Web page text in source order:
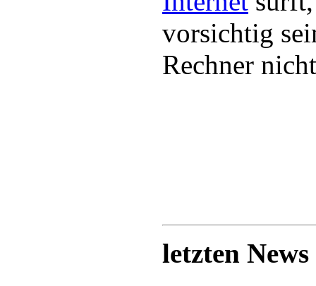
vorsichtig
Rechner
letzten News